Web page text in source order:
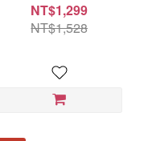
NT$1,299
NT$1,528